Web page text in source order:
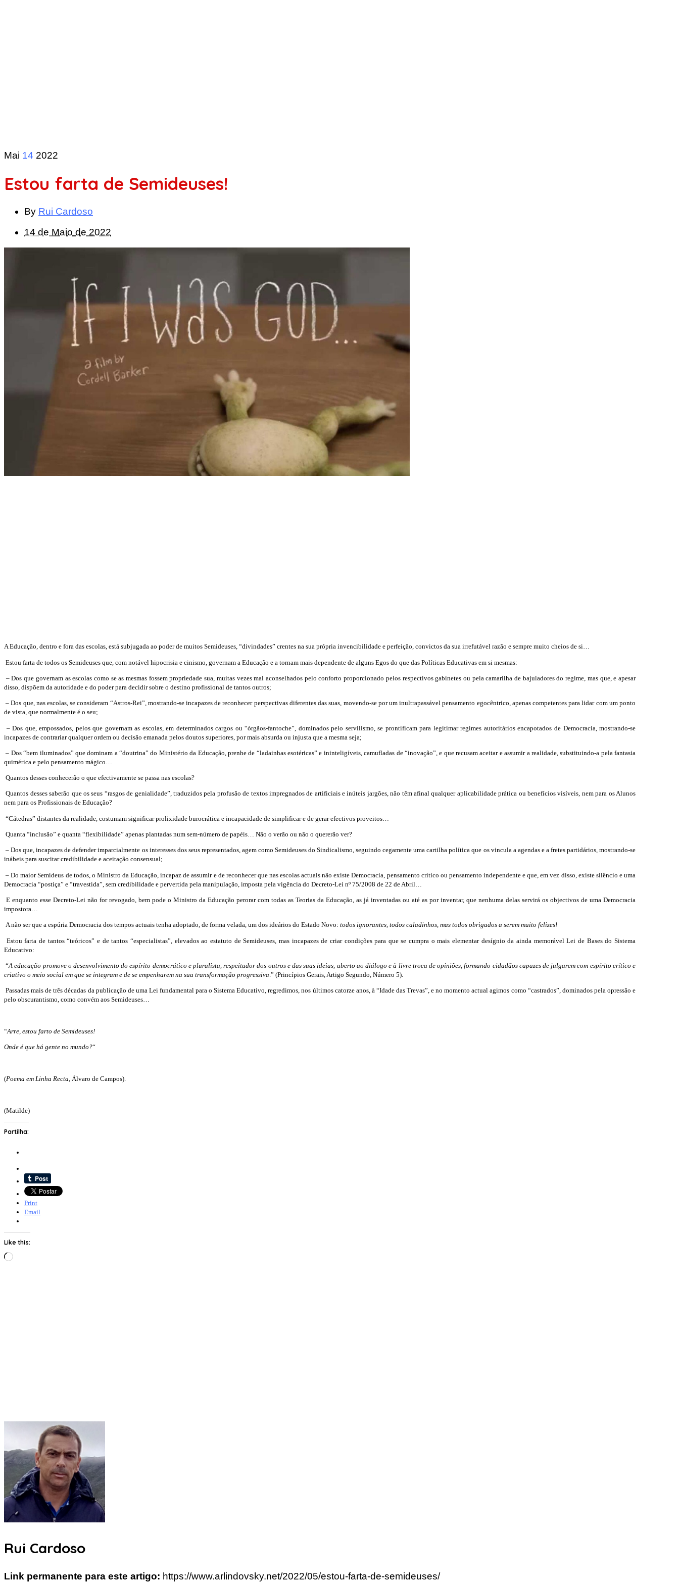
Mai 14 2022
Estou farta de Semideuses!
By Rui Cardoso
14 de Maio de 2022
A Educação, dentro e fora das escolas, está subjugada ao poder de muitos Semideuses, “divindades” crentes na sua própria invencibilidade e perfeição, convictos da sua irrefutável razão e sempre muito cheios de si…
Estou farta de todos os Semideuses que, com notável hipocrisia e cinismo, governam a Educação e a tornam mais dependente de alguns Egos do que das Políticas Educativas em si mesmas:
– Dos que governam as escolas como se as mesmas fossem propriedade sua, muitas vezes mal aconselhados pelo conforto proporcionado pelos respectivos gabinetes ou pela camarilha de bajuladores do regime, mas que, e apesar
disso, dispõem da autoridade e do poder para decidir sobre o destino profissional de tantos outros;
– Dos que, nas escolas, se consideram “Astros-Rei”, mostrando-se incapazes de reconhecer perspectivas diferentes das suas, movendo-se por um inultrapassável pensamento egocêntrico, apenas competentes para lidar com um ponto
de vista, que normalmente é o seu;
– Dos que, empossados, pelos que governam as escolas, em determinados cargos ou “órgãos-fantoche”, dominados pelo servilismo, se prontificam para legitimar regimes autoritários encapotados de Democracia, mostrando-se
incapazes de contrariar qualquer ordem ou decisão emanada pelos doutos superiores, por mais absurda ou injusta que a mesma seja;
– Dos “bem iluminados” que dominam a “doutrina” do Ministério da Educação, prenhe de “ladainhas esotéricas” e ininteligíveis, camufladas de “inovação”, e que recusam aceitar e assumir a realidade, substituindo-a pela fantasia
quimérica e pelo pensamento mágico…
Quantos desses conhecerão o que efectivamente se passa nas escolas?
Quantos desses saberão que os seus “rasgos de genialidade”, traduzidos pela profusão de textos impregnados de artificiais e inúteis jargões, não têm afinal qualquer aplicabilidade prática ou benefícios visíveis, nem para os Alunos
nem para os Profissionais de Educação?
“Cátedras” distantes da realidade, costumam significar prolixidade burocrática e incapacidade de simplificar e de gerar efectivos proveitos…
Quanta “inclusão” e quanta “flexibilidade” apenas plantadas num sem-número de papéis… Não o verão ou não o quererão ver?
– Dos que, incapazes de defender imparcialmente os interesses dos seus representados, agem como Semideuses do Sindicalismo, seguindo cegamente uma cartilha política que os vincula a agendas e a fretes partidários, mostrando-se
inábeis para suscitar credibilidade e aceitação consensual;
– Do maior Semideus de todos, o Ministro da Educação, incapaz de assumir e de reconhecer que nas escolas actuais não existe Democracia, pensamento crítico ou pensamento independente e que, em vez disso, existe silêncio e uma
Democracia “postiça” e “travestida”, sem credibilidade e pervertida pela manipulação, imposta pela vigência do Decreto-Lei nº 75/2008 de 22 de Abril…
E enquanto esse Decreto-Lei não for revogado, bem pode o Ministro da Educação perorar com todas as Teorias da Educação, as já inventadas ou até as por inventar, que nenhuma delas servirá os objectivos de uma Democracia
impostora…
A não ser que a espúria Democracia dos tempos actuais tenha adoptado, de forma velada, um dos ideários do Estado Novo: todos ignorantes, todos caladinhos, mas todos obrigados a serem muito felizes!
Estou farta de tantos “teóricos” e de tantos “especialistas”, elevados ao estatuto de Semideuses, mas incapazes de criar condições para que se cumpra o mais elementar desígnio da ainda memorável Lei de Bases do Sistema
Educativo:
“A educação promove o desenvolvimento do espírito democrático e pluralista, respeitador dos outros e das suas ideias, aberto ao diálogo e à livre troca de opiniões, formando cidadãos capazes de julgarem com espírito crítico e
criativo o meio social em que se integram e de se empenharem na sua transformação progressiva.” (Princípios Gerais, Artigo Segundo, Número 5).
Passadas mais de três décadas da publicação de uma Lei fundamental para o Sistema Educativo, regredimos, nos últimos catorze anos, à “Idade das Trevas”, e no momento actual agimos como “castrados”, dominados pela opressão e
pelo obscurantismo, como convém aos Semideuses…
“Arre, estou farto de Semideuses!
Onde é que há gente no mundo?“
(Poema em Linha Recta, Álvaro de Campos).
(Matilde)
Partilha:
Print
Email
Like this:
Loading…
Rui Cardoso
Link permanente para este artigo: https://www.arlindovsky.net/2022/05/estou-farta-de-semideuses/